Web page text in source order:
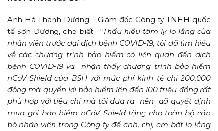
Anh Hà Thanh Dương – Giám đốc Công ty TNHH quốc
tế Sơn Dương, cho biết: “Thấu hiểu tâm ly lo lắng của
nhân viên trước đại dịch bệnh COVID-19, tôi đã tìm hiểu
về các chương trình bảo hiểm có liên quan đến dịch
bệnh COVID-19 và nhận thấy chương trình bảo hiểm
nCoV Shield của BSH với mức phí kinh tế chỉ 200.000
đồng mà quyền lợi bảo hiểm lên đến 100 triệu đồng rất
phù hợp với tiêu chí mà tôi đưa ra nên đã quyết định
mua gói bảo hiểm nCoV Shield tặng cho toàn bộ cán
bộ nhân viên trong Công ty để anh, chị, em bớt lo lắng